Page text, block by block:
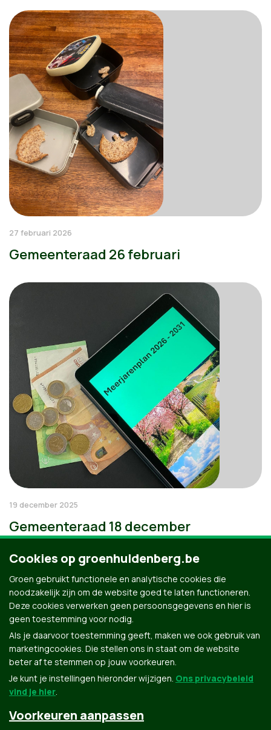
27 februari 2026
Gemeenteraad 26 februari
19 december 2025
Gemeenteraad 18 december
Groen.be
Cookies op groenhuldenberg.be
Groen gebruikt functionele en analytische cookies die
noodzakelijk zijn om de website goed te laten functioneren.
Deze cookies verwerken geen persoonsgegevens en hier is
geen toestemming voor nodig.
Als je daarvoor toestemming geeft, maken we ook gebruik van
marketingcookies. Die stellen ons in staat om de website
beter af te stemmen op jouw voorkeuren.
Je kunt je instellingen hieronder wijzigen. Ons privacybeleid
vind je hier.
Voorkeuren aanpassen